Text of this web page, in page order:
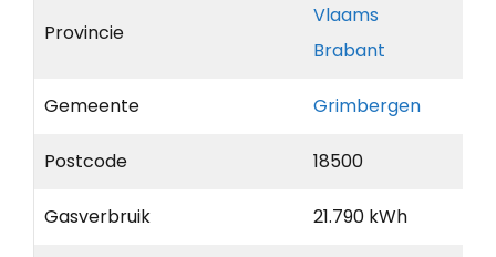
Provincie
Vlaams
Brabant
Gemeente Grimbergen
Postcode 18500
Gasverbruik 21.790 kWh